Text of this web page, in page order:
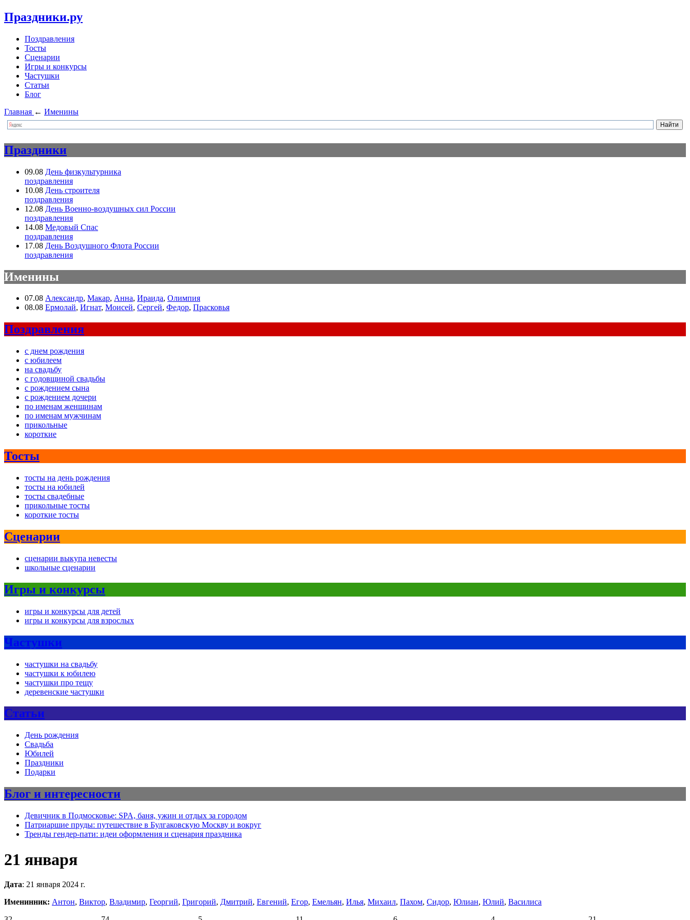
Праздники.ру
Поздравления
Тосты
Сценарии
Игры и конкурсы
Частушки
Статьи
Блог
Главная ← Именины
Праздники
09.08 День физкультурника
поздравления
10.08 День строителя
поздравления
12.08 День Военно-воздушных сил России
поздравления
14.08 Медовый Спас
поздравления
17.08 День Воздушного Флота России
поздравления
Именины
07.08 Александр, Макар, Анна, Ираида, Олимпия
08.08 Ермолай, Игнат, Моисей, Сергей, Федор, Прасковья
Поздравления
с днем рождения
с юбилеем
на свадьбу
с годовщиной свадьбы
с рождением сына
с рождением дочери
по именам женщинам
по именам мужчинам
прикольные
короткие
Тосты
тосты на день рождения
тосты на юбилей
тосты свадебные
прикольные тосты
короткие тосты
Сценарии
сценарии выкупа невесты
школьные сценарии
Игры и конкурсы
игры и конкурсы для детей
игры и конкурсы для взрослых
Частушки
частушки на свадьбу
частушки к юбилею
частушки про тещу
деревенские частушки
Статьи
День рождения
Свадьба
Юбилей
Праздники
Подарки
Блог и интересности
Девичник в Подмосковье: SPA, баня, ужин и отдых за городом
Патриаршие пруды: путешествие в Булгаковскую Москву и вокруг
Тренды гендер-пати: идеи оформления и сценария праздника
21 января
Дата: 21 января 2024 г.
Именинник: Антон, Виктор, Владимир, Георгий, Григорий, Дмитрий, Евгений, Егор, Емельян, Илья, Михаил, Пахом, Сидор, Юлиан, Юлий, Василиса